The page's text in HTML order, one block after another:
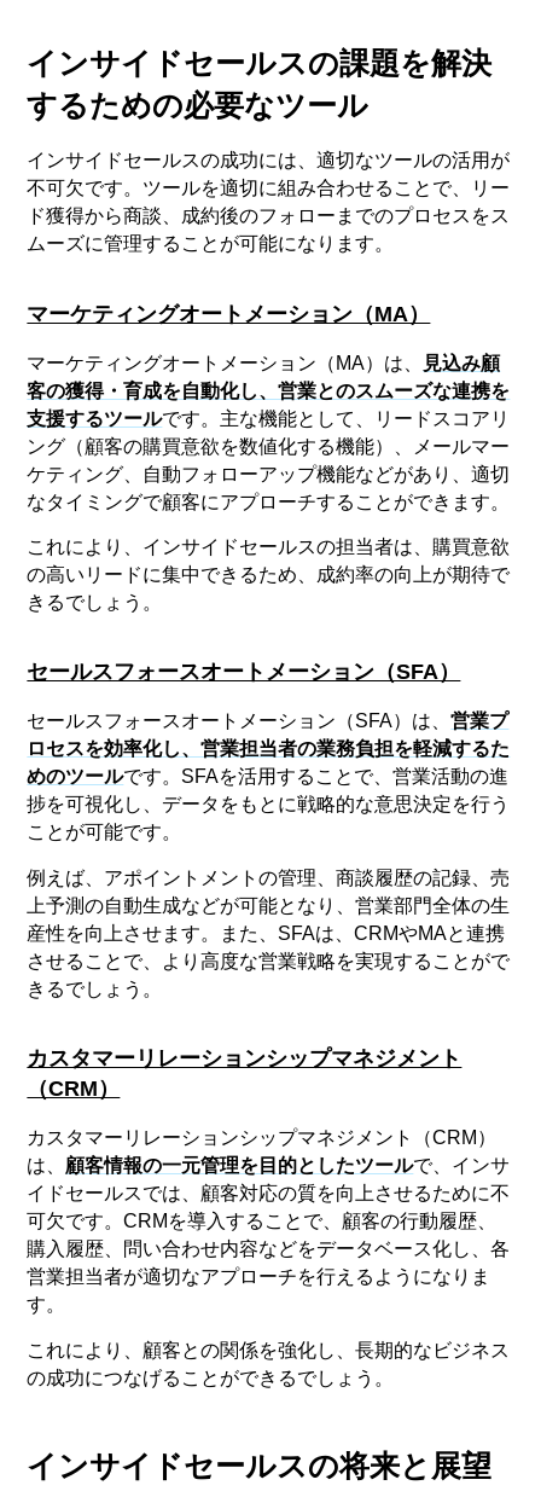
インサイドセールスの課題を解決
するための必要なツール
インサイドセールスの成功には、適切なツールの活用が
不可欠です。ツールを適切に組み合わせることで、リー
ド獲得から商談、成約後のフォローまでのプロセスをス
ムーズに管理することが可能になります。
マーケティングオートメーション（MA）
マーケティングオートメーション（MA）は、
見込み顧
客の獲得・育成を自動化し、営業とのスムーズな連携を
支援するツールです。主な機能として、リードスコアリ
ング（顧客の購買意欲を数値化する機能）、メールマー
ケティング、自動フォローアップ機能などがあり、適切
なタイミングで顧客にアプローチすることができます。
これにより、インサイドセールスの担当者は、購買意欲
の高いリードに集中できるため、成約率の向上が期待で
きるでしょう。
セールスフォースオートメーション（SFA）
セールスフォースオートメーション（SFA）は、営業プ
ロセスを効率化し、営業担当者の業務負担を軽減するた
めのツールです。SFAを活用することで、営業活動の進
捗を可視化し、データをもとに戦略的な意思決定を行う
ことが可能です。
例えば、アポイントメントの管理、商談履歴の記録、売
上予測の自動生成などが可能となり、営業部門全体の生
産性を向上させます。また、SFAは、CRMやMAと連携
させることで、より高度な営業戦略を実現することがで
きるでしょう。
カスタマーリレーションシップマネジメント
（CRM）
カスタマーリレーションシップマネジメント（CRM）
は、 顧客情報の一元管理を目的としたツールで、インサ
イドセールスでは、顧客対応の質を向上させるために不
可欠です。CRMを導入することで、顧客の行動履歴、
購入履歴、問い合わせ内容などをデータベース化し、各
営業担当者が適切なアプローチを行えるようになりま
す。
これにより、顧客との関係を強化し、長期的なビジネス
の成功につなげることができるでしょう。
インサイドセールスの将来と展望